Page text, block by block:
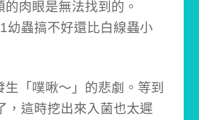
的肉眼是無法找到的。
幼蟲搞不好還比白線蟲小
生「噗啾～」的悲劇。 等到
，這時挖出來入菌也太遲